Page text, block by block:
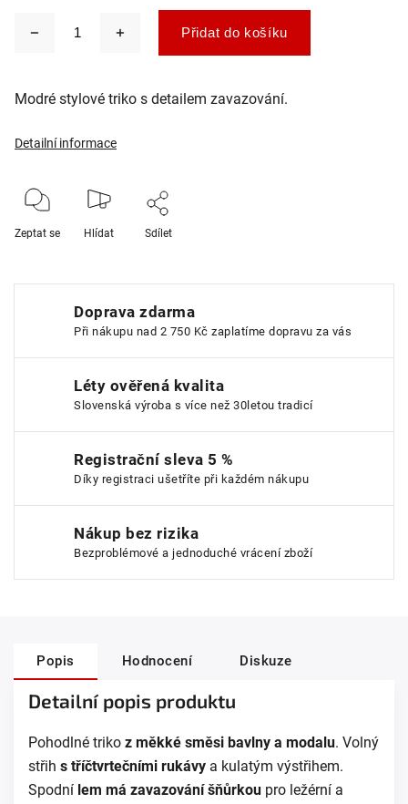
Přidat do košíku
Modré stylové triko s detailem zavazování.
Detailní informace
Zeptat se Hlídat Sdílet
Doprava zdarma
Při nákupu nad 2 750 Kč zaplatíme dopravu za vás
Léty ověřená kvalita
Slovenská výroba s více než 30letou tradicí
Registrační sleva 5 %
Díky registraci ušetříte při každém nákupu
Nákup bez rizika
Bezproblémové a jednoduché vrácení zboží
Popis Hodnocení Diskuze
Detailní popis produktu
Pohodlné triko z měkké směsi bavlny a modalu. Volný
střih s tříčtvrtečními rukávy a kulatým výstřihem.
Spodní lem má zavazování šňůrkou pro ležérní a